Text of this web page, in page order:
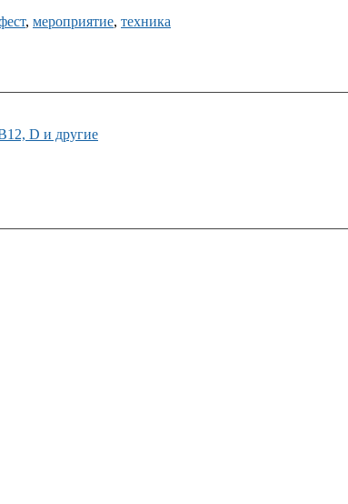
, мероприятие, техника
D и другие